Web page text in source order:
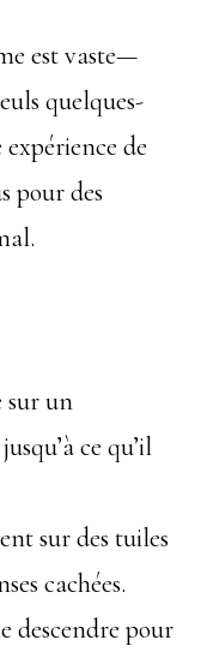
est vaste—
quelques-
de
pour des
sur un
ce qu’il
sur des tuiles
cachées.
descendre pour